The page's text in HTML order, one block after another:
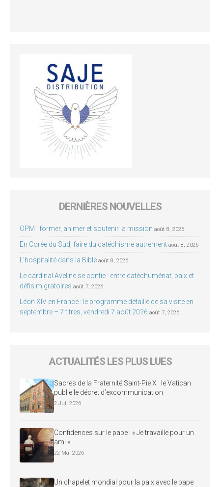
DERNIÈRES NOUVELLES
OPM : former, animer et soutenir la mission août 8, 2026
En Corée du Sud, faire du catéchisme autrement août 8, 2026
L’hospitalité dans la Bible août 8, 2026
Le cardinal Aveline se confie : entre catéchuménat, paix et
défis migratoires août 7, 2026
Léon XIV en France : le programme détaillé de sa visite en
septembre – 7 titres, vendredi 7 août 2026 août 7, 2026
ACTUALITÉS LES PLUS LUES
Sacres de la Fraternité Saint-Pie X : le Vatican
publie le décret d’excommunication
2 Juil 2026
Confidences sur le pape : « Je travaille pour un
ami »
22 Mai 2026
Un chapelet mondial pour la paix avec le pape